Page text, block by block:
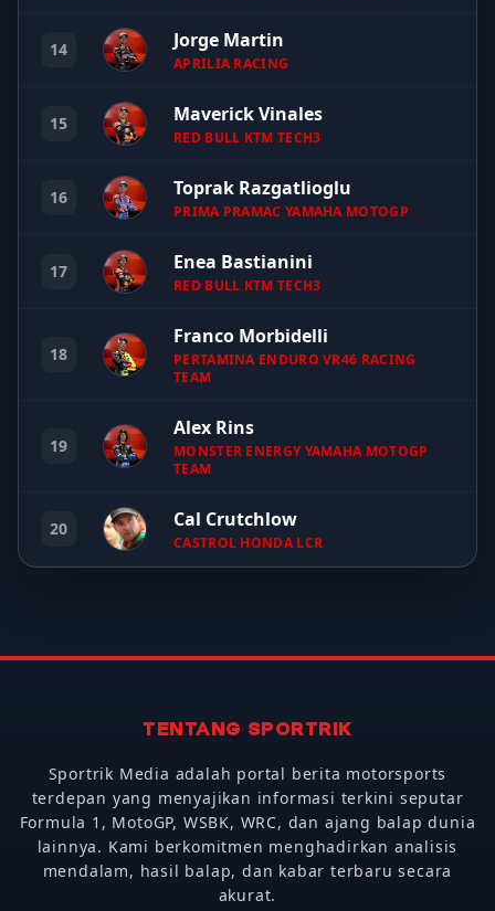
14 Jorge Martin
APRILIA RACING
15 Maverick Vinales
RED BULL KTM TECH3
16 Toprak Razgatlioglu
PRIMA PRAMAC YAMAHA MOTOGP
17 Enea Bastianini
RED BULL KTM TECH3
18
Franco Morbidelli
PERTAMINA ENDURO VR46 RACING
TEAM
19
Alex Rins
MONSTER ENERGY YAMAHA MOTOGP
TEAM
20 Cal Crutchlow
CASTROL HONDA LCR
TENTANG SPORTRIK
Sportrik Media adalah portal berita motorsports
terdepan yang menyajikan informasi terkini seputar
Formula 1, MotoGP, WSBK, WRC, dan ajang balap dunia
lainnya. Kami berkomitmen menghadirkan analisis
mendalam, hasil balap, dan kabar terbaru secara
akurat.